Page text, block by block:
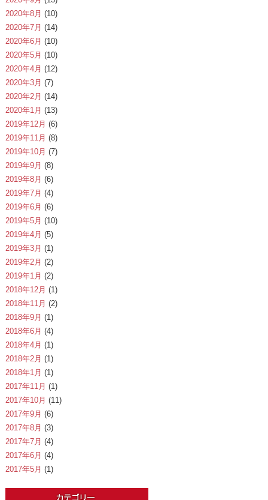
2020年8月 (10)
2020年7月 (14)
2020年6月 (10)
2020年5月 (10)
2020年4月 (12)
2020年3月 (7)
2020年2月 (14)
2020年1月 (13)
2019年12月 (6)
2019年11月 (8)
2019年10月 (7)
2019年9月 (8)
2019年8月 (6)
2019年7月 (4)
2019年6月 (6)
2019年5月 (10)
2019年4月 (5)
2019年3月 (1)
2019年2月 (2)
2019年1月 (2)
2018年12月 (1)
2018年11月 (2)
2018年9月 (1)
2018年6月 (4)
2018年4月 (1)
2018年2月 (1)
2018年1月 (1)
2017年11月 (1)
2017年10月 (11)
2017年9月 (6)
2017年8月 (3)
2017年7月 (4)
2017年6月 (4)
2017年5月 (1)